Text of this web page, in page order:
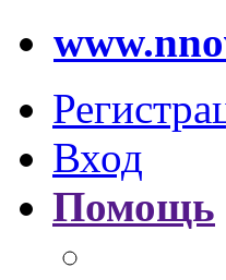
Вход
Помощь